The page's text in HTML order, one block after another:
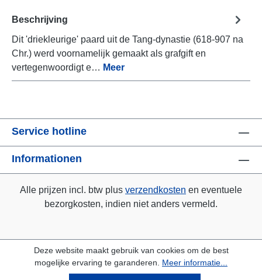
Beschrijving
Dit 'driekleurige' paard uit de Tang-dynastie (618-907 na
Chr.) werd voornamelijk gemaakt als grafgift en
vertegenwoordigt e… Meer
Service hotline
Informationen
Alle prijzen incl. btw plus verzendkosten en eventuele
bezorgkosten, indien niet anders vermeld.
Deze website maakt gebruik van cookies om de best
mogelijke ervaring te garanderen. Meer informatie...